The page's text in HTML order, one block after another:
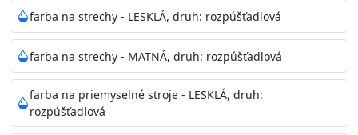
Neaplikujte pri teplote pod 5°C a nad teplotu 35°C alebo
pri relatívnej vlhkosti nad 80%.
Nepoužitá farba vyžaduje špeciálne zaobchádzanie na
bezpečnú likvidáciu.
farba na strechy - LESKLÁ, druh: rozpúšťadlová
farba na strechy - MATNÁ, druh: rozpúšťadlová
farba na priemyselné stroje - LESKLÁ, druh:
rozpúšťadlová